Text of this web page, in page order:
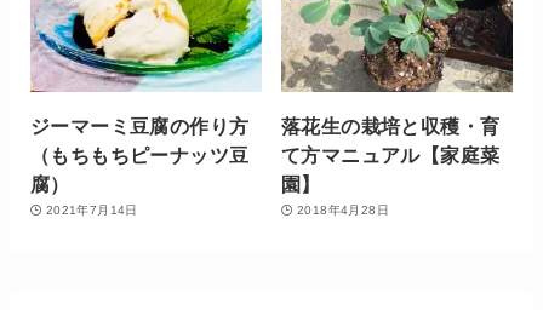
ジーマーミ豆腐の作り方
（もちもちピーナッツ豆
腐）
2021年7月14日
落花生の栽培と収穫・育
て方マニュアル【家庭菜
園】
2018年4月28日